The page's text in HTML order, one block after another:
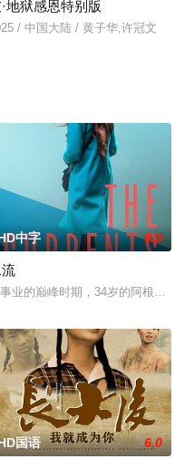
小茶的下落。在寻找过
地狱感恩特别版
/ 中国大陆 / 黄子华,许冠文
四肢——的治疗方法，
疏远的哥哥借了钱，独自一人
中字 6.0
业的巅峰时期，34岁的阿根廷
国语 6.0